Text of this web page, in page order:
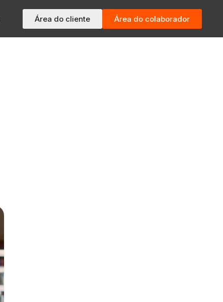
Área do cliente Área do colaborador